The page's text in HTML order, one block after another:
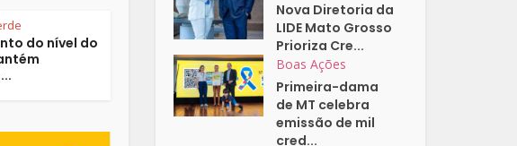
do nível do
Nova Diretoria da
LIDE Mato Grosso
Prioriza Cre...
Boas Ações
Primeira-dama
de MT celebra
emissão de mil
cred...